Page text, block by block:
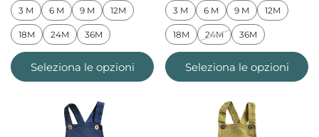
3 M 6 M 9 M 12M
18M 24M 36M
Seleziona le opzioni
3 M 6 M 9 M 12M
18M 24M 36M
Seleziona le opzioni